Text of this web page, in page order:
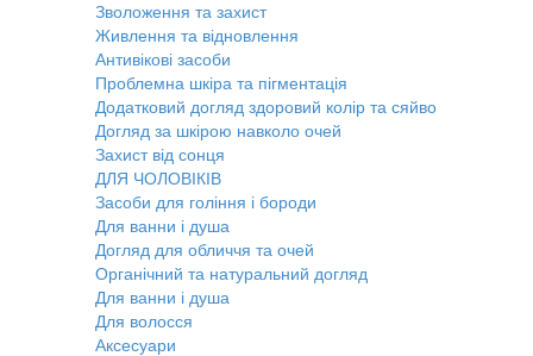
Зволоження та захист
Живлення та відновлення
Антивікові засоби
Проблемна шкіра та пігментація
Додатковий догляд здоровий колір та сяйво
Догляд за шкірою навколо очей
Захист від сонця
ДЛЯ ЧОЛОВІКІВ
Засоби для гоління і бороди
Для ванни і душа
Догляд для обличчя та очей
Органічний та натуральний догляд
Для ванни і душа
Для волосся
Аксесуари